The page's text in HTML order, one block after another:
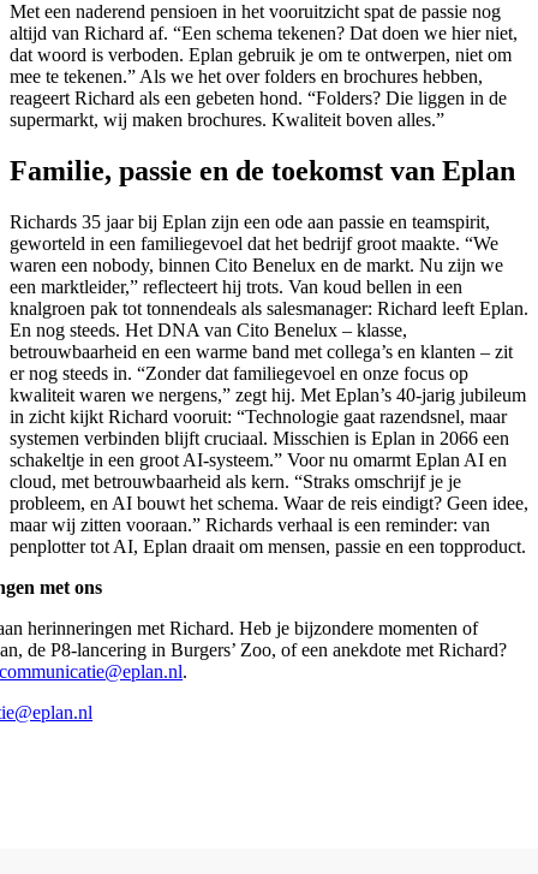
Met een naderend pensioen in het vooruitzicht spat de passie nog
altijd van Richard af. “Een schema tekenen? Dat doen we hier niet,
dat woord is verboden. Eplan gebruik je om te ontwerpen, niet om
mee te tekenen.” Als we het over folders en brochures hebben,
reageert Richard als een gebeten hond. “Folders? Die liggen in de
supermarkt, wij maken brochures. Kwaliteit boven alles.”
Familie, passie en de toekomst van Eplan
Richards 35 jaar bij Eplan zijn een ode aan passie en teamspirit,
geworteld in een familiegevoel dat het bedrijf groot maakte. “We
waren een nobody, binnen Cito Benelux en de markt. Nu zijn we
een marktleider,” reflecteert hij trots. Van koud bellen in een
knalgroen pak tot tonnendeals als salesmanager: Richard leeft Eplan.
En nog steeds. Het DNA van Cito Benelux – klasse,
betrouwbaarheid en een warme band met collega’s en klanten – zit
er nog steeds in. “Zonder dat familiegevoel en onze focus op
kwaliteit waren we nergens,” zegt hij. Met Eplan’s 40-jarig jubileum
in zicht kijkt Richard vooruit: “Technologie gaat razendsnel, maar
systemen verbinden blijft cruciaal. Misschien is Eplan in 2066 een
schakeltje in een groot AI-systeem.” Voor nu omarmt Eplan AI en
cloud, met betrouwbaarheid als kern. “Straks omschrijf je je
probleem, en AI bouwt het schema. Waar de reis eindigt? Geen idee,
maar wij zitten vooraan.” Richards verhaal is een reminder: van
penplotter tot AI, Eplan draait om mensen, passie en een topproduct.
met ons
herinneringen met Richard. Heb je bijzondere momenten of
de P8-lancering in Burgers’ Zoo, of een anekdote met Richard?
.